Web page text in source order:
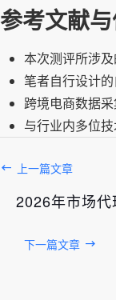
参考文献
本次测评所涉
笔者自行设计
跨境电商数据
与行业内多位
上一篇文章
2026年市场
下一篇文章